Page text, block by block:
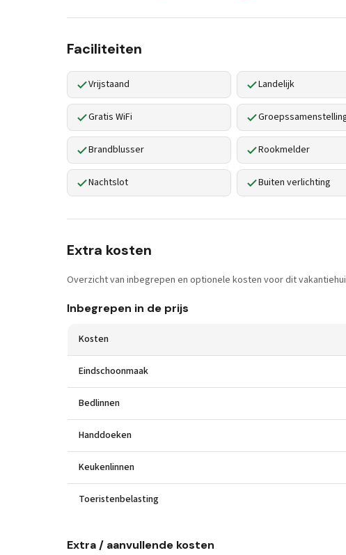
Faciliteiten
Vrijstaand Landelijk
Gratis WiFi
Brandblusser Rookmelder
Nachtslot Buiten verlichting
Extra kosten
Overzicht van inbegrepen en optionele kosten voor dit
Inbegrepen in de prijs
Kosten
Eindschoonmaak
Bedlinnen
Handdoeken
Keukenlinnen
Toeristenbelasting
Extra / aanvullende kosten